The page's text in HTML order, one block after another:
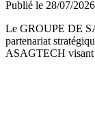
Publié le 28/07/2026
Le GROUPE DE
partenariat
ASAGTECH